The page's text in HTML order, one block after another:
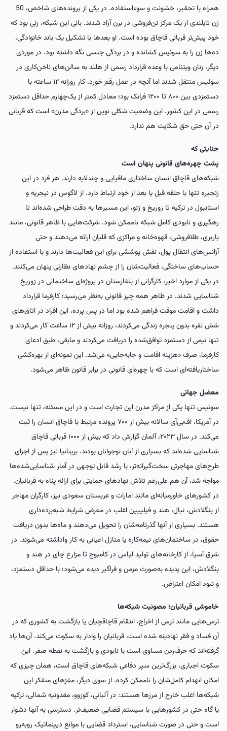
همراه با تحقیر، خشونت و سوء‌استفاده. در یکی از پرونده‌های شاخص، 50
زن تایلندی از یک مرکز تن‌فروشی در برن آزاد شدند. بانی این شبکه، زنی بود که
خود پیش‌تر قربانی قاچاق بوده است. او بعدها با تشکیل یک باند خانوادگی،
ده‌ها زن را به سوئیس کشانده و در بردگی جنسی نگه داشته بود. در موردی
دیگر، زنان ویتنامی با وعده قرارداد رسمی از هلند به سالن‌های ناخن‌کاری در
سوئیس منتقل شدند‌ اما آنچه در عمل رقم خورد، کار روزانه ۱۲ ساعته با
دستمزدی بین ۸۰۰ تا ۱۲۰۰ فرانک بود؛ معادل کمتر از یک‌چهارم حداقل دستمزد
رسمی در این کشور. این وضعیت شکلی نوین از «بردگی مدرن» است که قربانی
در آن حتی حق شکایت هم ندارد.
جنایتی که
پشت چهره‌های قانونی پنهان است
شبکه‌های قاچاق انسان ساختاری مافیایی و چندلایه دارند. هر فرد در این
زنجیره تنها با حلقه قبل یا بعد از خود ارتباط دارد. از لاگوس در نیجریه و
استانبول در ترکیه تا زوریخ و ژنو، این مسیرها به دقت طراحی شده‌اند تا
رهگیری و نابودی کامل شبکه ناممکن شود. شرکت‌هایی با ظاهر قانونی، مانند
باربری، طلافروشی، قهوه‌خانه و مراکزی که قلیان ارائه می‌دهند و حتی
آژانس‌های انتقال پول، نقش پوششی برای این فعالیت‌ها دارند و با استفاده از
حساب‌های ساختگی، فعالیت‌شان را از چشم نهادهای نظارتی پنهان می‌کنند.
در یکی از موارد اخیر، کارگرانی از بلغارستان در پروژه‌ای ساختمانی در زوریخ
شناسایی شدند. در ظاهر همه چیز قانونی به‌نظر می‌رسید؛ کارفرما قرارداد
داشت و اقامت موقت فراهم شده بود اما در پس پرده، این افراد در اتاق‌های
شش ‌نفره بدون پنجره زندگی می‌کردند، روزانه بیش از ۱۲ ساعت کار می‌کردند و
تنها نیمی از دستمزد توافق‌شده را دریافت می‌کردند و مابقی، طبق ادعای
کارفرما، صرف «هزینه اقامت و جابه‌جایی» می‌شد. این نمونه‌ای از بهره‌کشی
ساختاریافته‌ای است که با چهره‌ای قانونی در برابر قانون ظاهر می‌شود.
معضل جهانی
سوئیس تنها یکی از مراکز مدرن این تجارت است و در این مسئله، تنها نیست.
در آمریکا، اف‌بی‌آی سالانه بیش از ۷۰۰ پرونده مرتبط با قاچاق انسان را ثبت
می‌کند. در سال ۲۰۲۳، آلمان گزارش داد که بیش از ۱۰۰۰ قربانی قاچاق
شناسایی شده‌اند که بسیاری از آنان نوجوانان بودند. بریتانیا نیز پس از اجرای
طرح‌های مهاجرتی سخت‌گیرانه‌تر، با رشد قابل توجهی در آمار شناسایی‌شده‌ها
مواجه شد، آن هم علی‌رغم تلاش نهادهای حمایتی برای ارائه پناه به قربانیان.
در کشورهای خاورمیانه‌ای مانند امارات و عربستان سعودی نیز، کارگران مهاجر
از بنگلادش، نپال، هند و فیلیپین اغلب در معرض شرایط شبه‌برده‌داری
هستند. بسیاری از آنها گذرنامه‌شان را تحویل می‌دهند و ماه‌ها بدون دریافت
حقوق، در ساختمان‌های نیمه‌کاره یا منازل اعیانی به کار واداشته می‌شوند. در
شرق آسیا، از کارخانه‌های تولید لباس در کامبوج تا مزارع چای در هند و
بنگلادش، این پدیده به‌صورت مزمن و فراگیر دیده می‌شود؛ با حداقل دستمزد، ‌
و نبود امکان اعتراض.
خاموشی قربانیان؛ مصونیت شبکه‌ها
ترس‌هایی مانند ترس از اخراج، انتقام قاچاقچیان یا بازگشت به کشوری که در
آن فساد و فقر نهادینه شده است، قربانیان را وادار به سکوت می‌کند. آن‌ها یاد
گرفته‌اند که حرف‌زدن مساوی‌ است با نابودی و بازگشت به نقطه صفر. این
سکوت اجباری، بزرگ‌ترین سپر دفاعی شبکه‌های قاچاق است، همان چیزی که
امکان انهدام کامل‌شان را ناممکن کرده. از سوی دیگر، مغزهای متفکر این
شبکه‌ها اغلب خارج از مرزها هستند: در آلبانی، کوزوو، مقدونیه شمالی، ترکیه
یا گاه حتی در کشورهایی با سیستم قضایی ضعیف‌تر. دسترسی به آنها دشوار
است و حتی در صورت شناسایی، استرداد قضایی با موانع دیپلماتیک روبه‌رو